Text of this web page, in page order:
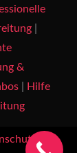
|
&
|
Hilfe
|